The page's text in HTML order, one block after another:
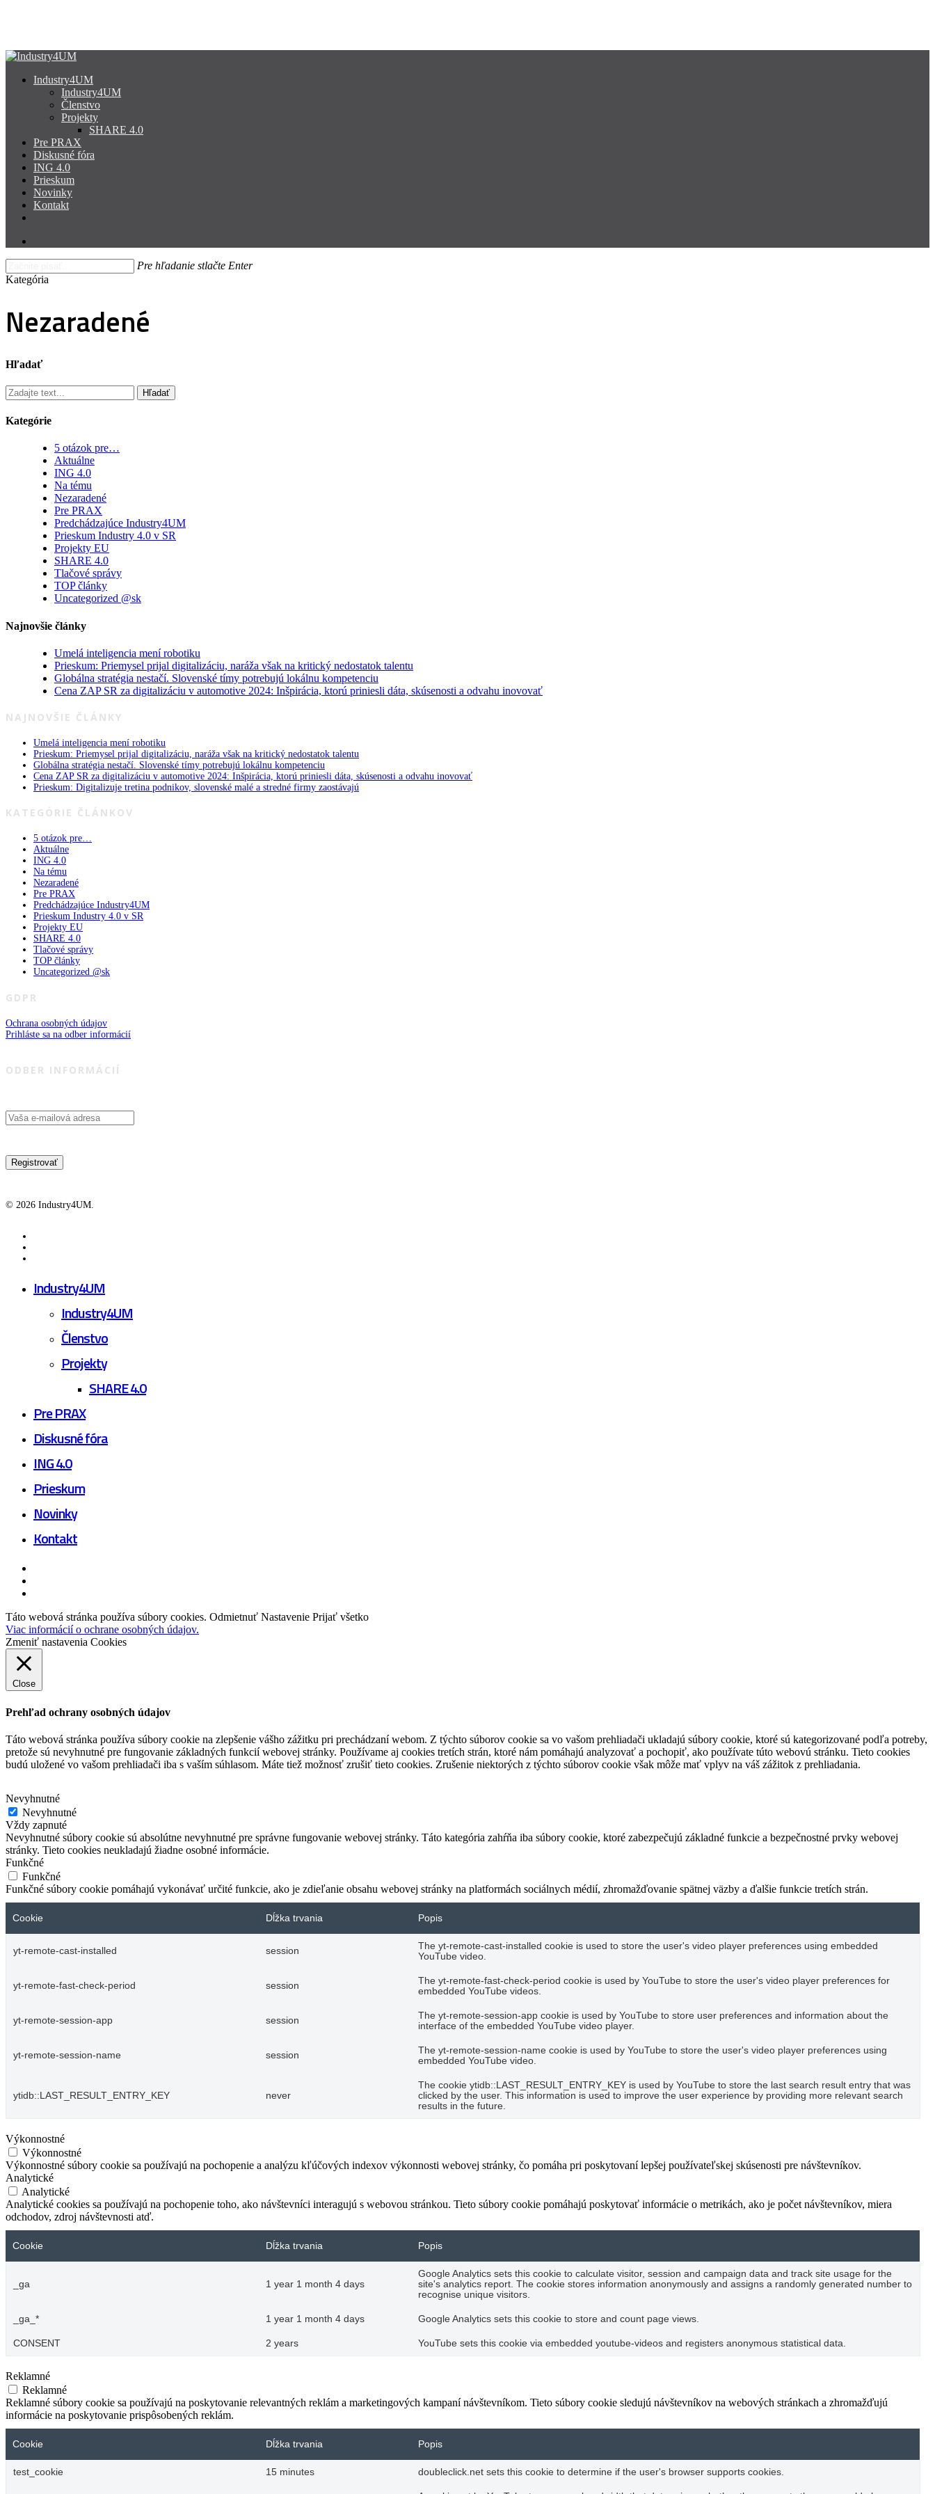
content
search
Menu
Industry4UM
Industry4UM
Členstvo
Projekty
SHARE 4.0
Pre PRAX
Diskusné fóra
ING 4.0
Prieskum
Novinky
Kontakt
Pre hľadanie stlačte Enter
Close
Kategória
Nezaradené
Hľadať
Hľadať
Kategórie
5 otázok pre…
Aktuálne
ING 4.0
Na tému
Nezaradené
Pre PRAX
Predchádzajúce Industry4UM
Prieskum Industry 4.0 v SR
Projekty EU
SHARE 4.0
Tlačové správy
TOP články
Uncategorized @sk
Najnovšie články
Umelá inteligencia mení robotiku
Prieskum: Priemysel prijal digitalizáciu, naráža však na kritický nedostatok talentu
Globálna stratégia nestačí. Slovenské tímy potrebujú lokálnu kompetenciu
Cena ZAP SR za digitalizáciu v automotive 2024: Inšpirácia, ktorú priniesli dáta, skúsenosti a odvahu inovovať
NAJNOVŠIE ČLÁNKY
Umelá inteligencia mení robotiku
Prieskum: Priemysel prijal digitalizáciu, naráža však na kritický nedostatok talentu
Globálna stratégia nestačí. Slovenské tímy potrebujú lokálnu kompetenciu
Cena ZAP SR za digitalizáciu v automotive 2024: Inšpirácia, ktorú priniesli dáta, skúsenosti a odvahu inovovať
Prieskum: Digitalizuje tretina podnikov, slovenské malé a stredné firmy zaostávajú
KATEGÓRIE ČLÁNKOV
5 otázok pre…
Aktuálne
ING 4.0
Na tému
Nezaradené
Pre PRAX
Predchádzajúce Industry4UM
Prieskum Industry 4.0 v SR
Projekty EU
SHARE 4.0
Tlačové správy
TOP články
Uncategorized @sk
GDPR
Ochrana osobných údajov
Prihláste sa na odber informácií
ODBER INFORMÁCIÍ
© 2026 Industry4UM.
Menu
Industry4UM
Industry4UM
Členstvo
Projekty
SHARE 4.0
Pre PRAX
Diskusné fóra
ING 4.0
Prieskum
Novinky
Kontakt
Táto webová stránka používa súbory cookies. Odmietnuť Nastavenie Prijať všetko
Viac informácií o ochrane osobných údajov.
Zmeniť nastavenia Cookies
Close
Prehľad ochrany osobných údajov
Táto webová stránka používa súbory cookie na zlepšenie vášho zážitku pri prechádzaní webom. Z týchto súborov cookie sa vo vašom prehliadači ukladajú súbory cookie, ktoré sú kategorizované podľa potreby,
pretože sú nevyhnutné pre fungovanie základných funkcií webovej stránky. Používame aj cookies tretích strán, ktoré nám pomáhajú analyzovať a pochopiť, ako používate túto webovú stránku. Tieto cookies
budú uložené vo vašom prehliadači iba s vaším súhlasom. Máte tiež možnosť zrušiť tieto cookies. Zrušenie niektorých z týchto súborov cookie však môže mať vplyv na váš zážitok z prehliadania.
Nevyhnutné
Nevyhnutné
Vždy zapnuté
Nevyhnutné súbory cookie sú absolútne nevyhnutné pre správne fungovanie webovej stránky. Táto kategória zahŕňa iba súbory cookie, ktoré zabezpečujú základné funkcie a bezpečnostné prvky webovej
stránky. Tieto cookies neukladajú žiadne osobné informácie.
Funkčné
Funkčné
Funkčné súbory cookie pomáhajú vykonávať určité funkcie, ako je zdieľanie obsahu webovej stránky na platformách sociálnych médií, zhromažďovanie spätnej väzby a ďalšie funkcie tretích strán.
Cookie Dĺžka trvania Popis
yt-remote-cast-installed session
The yt-remote-cast-installed cookie is used to store the user's video player preferences using embedded
YouTube video.
yt-remote-fast-check-period session
The yt-remote-fast-check-period cookie is used by YouTube to store the user's video player preferences for
embedded YouTube videos.
yt-remote-session-app session
The yt-remote-session-app cookie is used by YouTube to store user preferences and information about the
interface of the embedded YouTube video player.
yt-remote-session-name session
The yt-remote-session-name cookie is used by YouTube to store the user's video player preferences using
embedded YouTube video.
ytidb::LAST_RESULT_ENTRY_KEY never
The cookie ytidb::LAST_RESULT_ENTRY_KEY is used by YouTube to store the last search result entry that was
clicked by the user. This information is used to improve the user experience by providing more relevant search
results in the future.
Výkonnostné
Výkonnostné
Výkonnostné súbory cookie sa používajú na pochopenie a analýzu kľúčových indexov výkonnosti webovej stránky, čo pomáha pri poskytovaní lepšej používateľskej skúsenosti pre návštevníkov.
Analytické
Analytické
Analytické cookies sa používajú na pochopenie toho, ako návštevníci interagujú s webovou stránkou. Tieto súbory cookie pomáhajú poskytovať informácie o metrikách, ako je počet návštevníkov, miera
odchodov, zdroj návštevnosti atď.
Cookie Dĺžka trvania Popis
_ga 1 year 1 month 4 days
Google Analytics sets this cookie to calculate visitor, session and campaign data and track site usage for the
site's analytics report. The cookie stores information anonymously and assigns a randomly generated number to
recognise unique visitors.
_ga_* 1 year 1 month 4 days Google Analytics sets this cookie to store and count page views.
CONSENT 2 years YouTube sets this cookie via embedded youtube-videos and registers anonymous statistical data.
Reklamné
Reklamné
Reklamné súbory cookie sa používajú na poskytovanie relevantných reklám a marketingových kampaní návštevníkom. Tieto súbory cookie sledujú návštevníkov na webových stránkach a zhromažďujú
informácie na poskytovanie prispôsobených reklám.
Cookie Dĺžka trvania Popis
test_cookie 15 minutes doubleclick.net sets this cookie to determine if the user's browser supports cookies.